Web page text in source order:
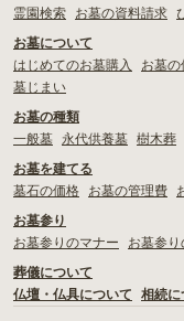
霊園検索
お墓の資料請求
お墓について
はじめてのお墓購入
お墓の
墓じまい
お墓の種類
一般墓
永代供養墓 樹木葬
お墓を建てる
墓石の価格
お墓の管理費
お墓参り
お墓参りのマナー
お墓参り
葬儀について
仏壇・仏具について
相続に